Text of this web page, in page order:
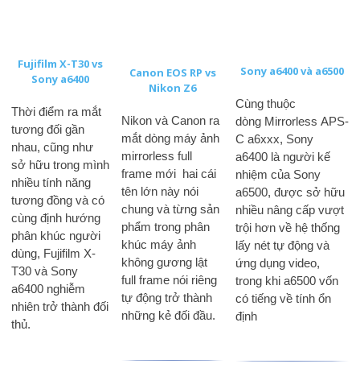
Fujifilm X-T30 vs
Sony a6400
Thời điểm ra mắt
tương đối gần
nhau, cũng như
sở hữu trong mình
nhiều tính năng
tương đồng và có
cùng định hướng
phân khúc người
dùng, Fujifilm X-
T30 và Sony
a6400 nghiễm
nhiên trở thành đối
thủ.
Canon EOS RP vs
Nikon Z6
Nikon và Canon ra
mắt dòng máy ảnh
mirrorless full
frame mới hai cái
tên lớn này nói
chung và từng sản
phẩm trong phân
khúc máy ảnh
không gương lật
full frame nói riêng
tự động trở thành
những kẻ đối đầu.
Sony a6400 và a6500
Cùng thuộc
dòng Mirrorless APS-
C a6xxx, Sony
a6400 là người kế
nhiệm của Sony
a6500, được sở hữu
nhiều nâng cấp vượt
trội hơn về hệ thống
lấy nét tự động và
ứng dụng video,
trong khi a6500 vốn
có tiếng về tính ổn
định